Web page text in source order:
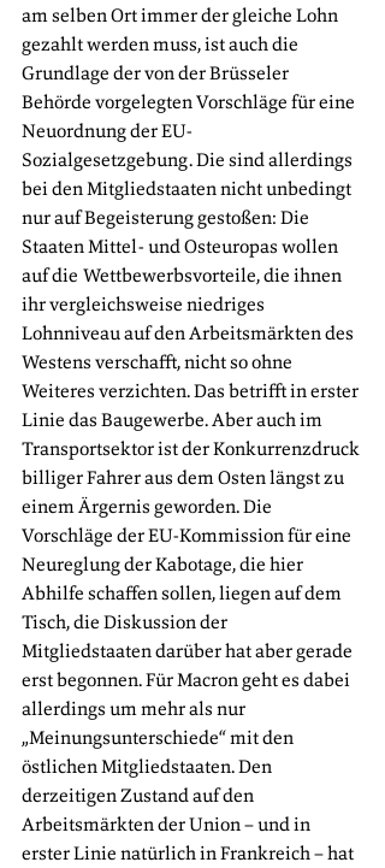
am selben Ort immer der gleiche Lohn
gezahlt werden muss, ist auch die
Grundlage der von der Brüsseler
Behörde vorgelegten Vorschläge für eine
Neuordnung der EU-
Sozialgesetzgebung. Die sind allerdings
bei den Mitgliedstaaten nicht unbedingt
nur auf Begeisterung gestoßen: Die
Staaten Mittel- und Osteuropas wollen
auf die Wettbewerbsvorteile, die ihnen
ihr vergleichsweise niedriges
Lohnniveau auf den Arbeitsmärkten des
Westens verschafft, nicht so ohne
Weiteres verzichten. Das betrifft in erster
Linie das Baugewerbe. Aber auch im
Transportsektor ist der Konkurrenzdruck
billiger Fahrer aus dem Osten längst zu
einem Ärgernis geworden. Die
Vorschläge der EU-Kommission für eine
Neureglung der Kabotage, die hier
Abhilfe schaffen sollen, liegen auf dem
Tisch, die Diskussion der
Mitgliedstaaten darüber hat aber gerade
erst begonnen. Für Macron geht es dabei
allerdings um mehr als nur
„Meinungsunterschiede“ mit den
östlichen Mitgliedstaaten. Den
derzeitigen Zustand auf den
Arbeitsmärkten der Union – und in
erster Linie natürlich in Frankreich – hat